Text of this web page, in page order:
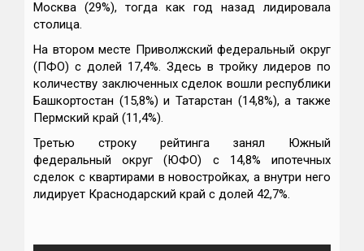
Москва (29%), тогда как год назад лидировала
столица.
На втором месте Приволжский федеральный округ
(ПФО) с долей 17,4%. Здесь в тройку лидеров по
количеству заключенных сделок вошли республики
Башкортостан (15,8%) и Татарстан (14,8%), а также
Пермский край (11,4%).
Третью строку рейтинга занял Южный
федеральный округ (ЮФО) с 14,8% ипотечных
сделок с квартирами в новостройках, а внутри него
лидирует Краснодарский край с долей 42,7%.